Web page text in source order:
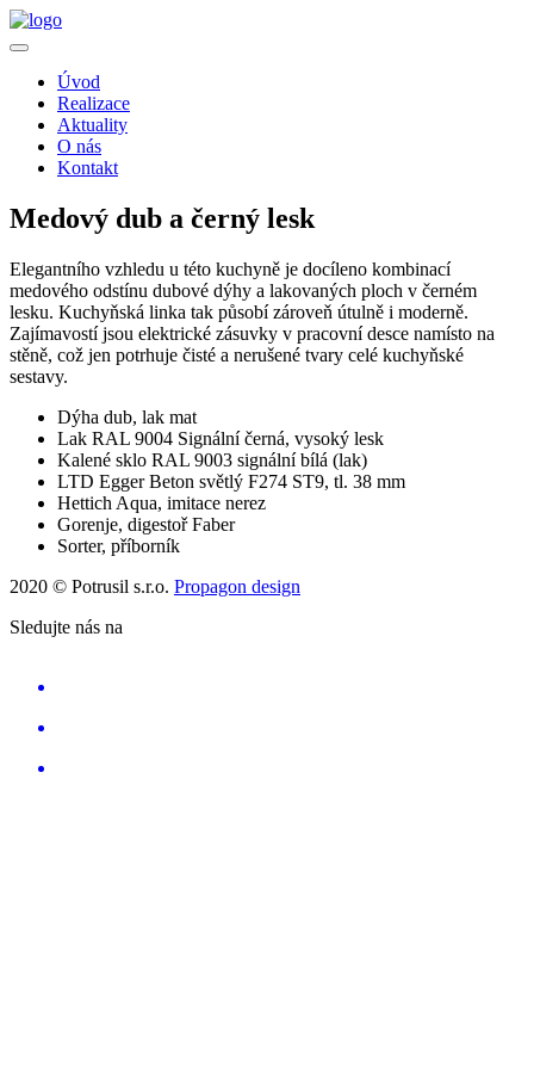
Úvod
Realizace
Aktuality
O nás
Kontakt
Medový dub a černý lesk
Elegantního vzhledu u této kuchyně je docíleno kombinací
medového odstínu dubové dýhy a lakovaných ploch v černém
lesku. Kuchyňská linka tak působí zároveň útulně i moderně.
Zajímavostí jsou elektrické zásuvky v pracovní desce namísto na
stěně, což jen potrhuje čisté a nerušené tvary celé kuchyňské
sestavy.
Dýha dub, lak mat
Lak RAL 9004 Signální černá, vysoký lesk
Kalené sklo RAL 9003 signální bílá (lak)
LTD Egger Beton světlý F274 ST9, tl. 38 mm
Hettich Aqua, imitace nerez
Gorenje, digestoř Faber
Sorter, příborník
2020 © Potrusil s.r.o. Propagon design
Sledujte nás na